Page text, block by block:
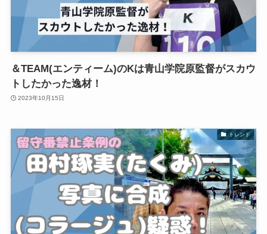
＆TEAM(エンティーム)のKは青山学院原監督がスカウ
トしたかった逸材！
2023年10月15日
トレンド